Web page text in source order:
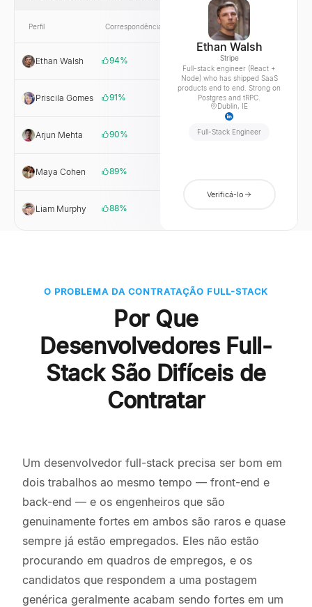
Perfil Correspondência Empresa
Ethan Walsh 94%
Priscila Gomes 91% Remote
Arjun Mehta 90% Postman
Maya Cohen 89%
Liam Murphy 88%
Ethan Walsh
Stripe
Full-stack engineer (React +
Node) who has shipped SaaS
products end to end. Strong on
Postgres and tRPC.
Dublin, IE
Full-Stack Engineer
Verificá-lo
O PROBLEMA DA CONTRATAÇÃO FULL-STACK
Por Que
Desenvolvedores Full-
Stack São Difíceis de
Contratar
Um desenvolvedor full-stack precisa ser bom em
dois trabalhos ao mesmo tempo — front-end e
back-end — e os engenheiros que são
genuinamente fortes em ambos são raros e quase
sempre já estão empregados. Eles não estão
procurando em quadros de empregos, e os
candidatos que respondem a uma postagem
genérica geralmente acabam sendo fortes em um